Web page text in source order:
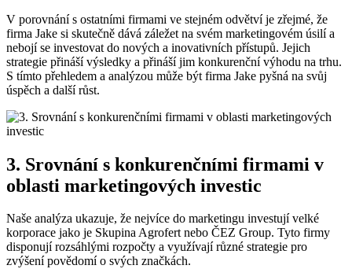
V‍ porovnání s ostatními firmami​ ve stejném odvětví je zřejmé,⁣ že
‍firma Jake si skutečně dává záležet na svém marketingovém úsilí a
nebojí se investovat do ‌nových a inovativních přístupů. Jejich
strategie přináší výsledky a přináší jim konkurenční výhodu‌ na trhu.
S tímto ⁤přehledem⁤ a analýzou může‍ být firma⁣ Jake pyšná na svůj
úspěch a další ‌růst.
3. Srovnání s konkurenčními firmami ⁤v⁤
oblasti⁢ marketingových investic
Naše analýza ukazuje, ‌že ⁣nejvíce do ⁣marketingu ‌investují velké
⁤korporace jako je​ Skupina‌ Agrofert nebo ⁣ČEZ Group. Tyto firmy
disponují rozsáhlými rozpočty a využívají různé strategie pro
zvýšení povědomí o svých‍ značkách.